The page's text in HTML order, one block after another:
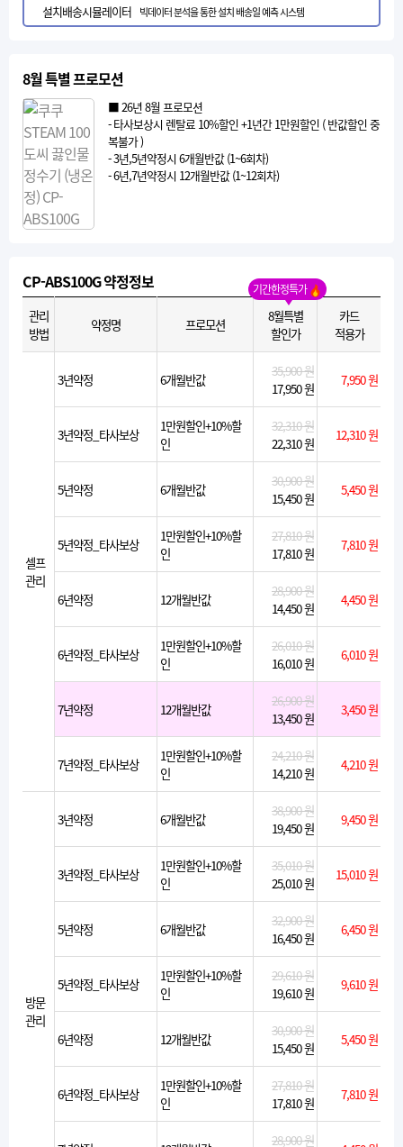
설치배송시뮬레이터 빅데이터 분석을 통한 설치 배송일 예측 시스템
8월 특별 프로모션
■ 26년 8월 프로모션
- 타사보상시 렌탈료 10%할인 +1년간 1만원할인 ( 반값할인 중
복불가 )
- 3년,5년약정시 6개월반값 (1~6회차)
- 6년,7년약정시 12개월반값 (1~12회차)
CP-ABS100G 약정정보 기간한정특가
관리
방법
약정명 프로모션
8월특별
할인가
카드
적용가
셀프
관리
3년약정 6개월반값
35,900 원
17,950 원
7,950 원
3년약정_타사보상
1만원할인+10%할
인
32,310 원
22,310 원
12,310 원
5년약정 6개월반값
30,900 원
15,450 원
5,450 원
5년약정_타사보상
1만원할인+10%할
인
27,810 원
17,810 원
7,810 원
6년약정 12개월반값
28,900 원
14,450 원
4,450 원
6년약정_타사보상
1만원할인+10%할
인
26,010 원
16,010 원
6,010 원
7년약정 12개월반값
26,900 원
13,450 원
3,450 원
7년약정_타사보상
1만원할인+10%할
인
24,210 원
14,210 원
4,210 원
방문
관리
3년약정 6개월반값
38,900 원
19,450 원
9,450 원
3년약정_타사보상
1만원할인+10%할
인
35,010 원
25,010 원
15,010 원
5년약정 6개월반값
32,900 원
16,450 원
6,450 원
5년약정_타사보상
1만원할인+10%할
인
29,610 원
19,610 원
9,610 원
6년약정 12개월반값
30,900 원
15,450 원
5,450 원
6년약정_타사보상
1만원할인+10%할
인
27,810 원
17,810 원
7,810 원
28,900 원